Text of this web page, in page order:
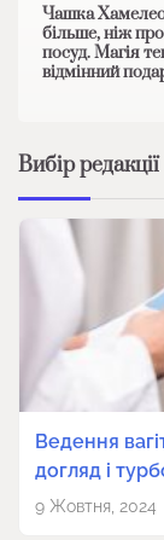
Чашка
більше, ніж
посуд. Магія
відмінний
Вибір редакції
Ведення
догляд і
9 Жовтня, 2024